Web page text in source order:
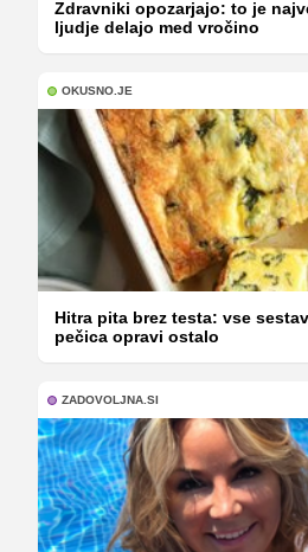
Zdravniki opozarjajo: to je
ljudje delajo med vročino
OKUSNO.JE
Hitra pita brez testa: vse
pečica opravi ostalo
ZADOVOLJNA.SI